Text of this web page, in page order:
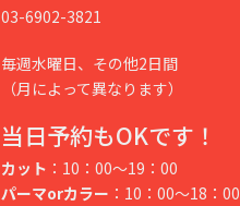
03-6902-3821
毎週水曜日、その他2日間
（月によって異なります）
当日予約もOKです！
カット ：10：00～19：00
パーマorカラー ：10：00～18：00